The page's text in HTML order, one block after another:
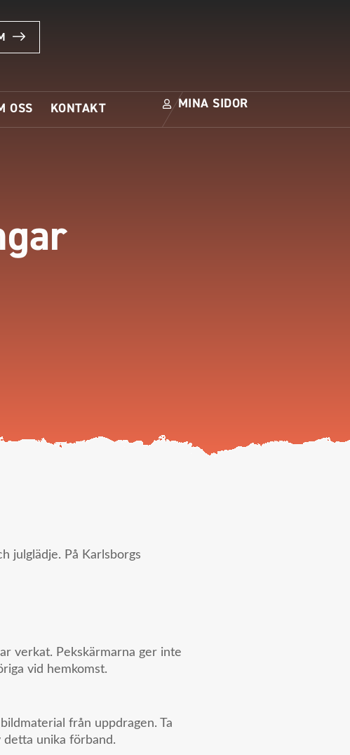
OSS KONTAKT MINA SIDOR
julglädje. På Karlsborgs
verkat. Pekskärmarna ger inte
vid hemkomst.
från uppdragen. Ta
unika förband.